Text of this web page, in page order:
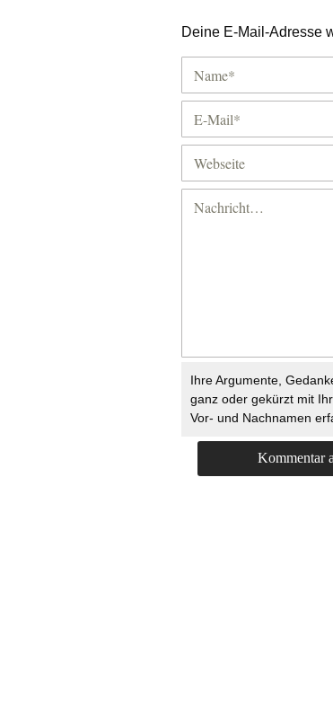
Deine E-Mail-Adresse
Ihre Argumente,
ganz oder gekürzt mit
Vor- und Nachnamen